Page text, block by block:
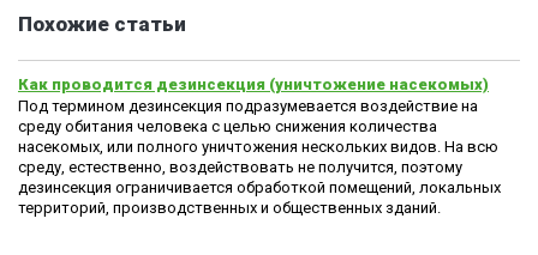
Похожие статьи
Как проводится дезинсекция (уничтожение насекомых)
Под термином дезинсекция подразумевается воздействие на
среду обитания человека с целью снижения количества
насекомых, или полного уничтожения нескольких видов. На всю
среду, естественно, воздействовать не получится, поэтому
дезинсекция ограничивается обработкой помещений, локальных
территорий, производственных и общественных зданий.